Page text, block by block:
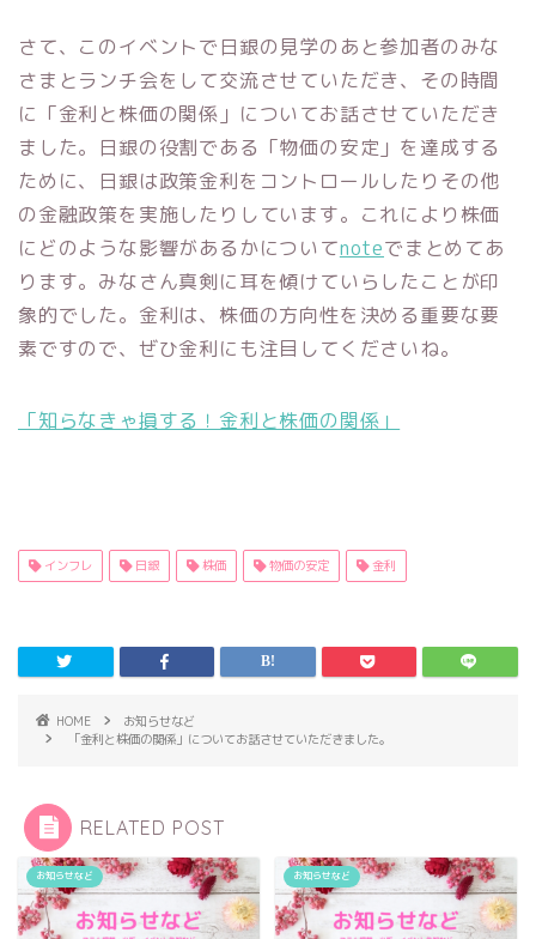
さて、このイベントで日銀の見学のあと参加者のみな
さまとランチ会をして交流させていただき、その時間
に「金利と株価の関係」についてお話させていただき
ました。日銀の役割である「物価の安定」を達成する
ために、日銀は政策金利をコントロールしたりその他
の金融政策を実施したりしています。これにより株価
にどのような影響があるかについてnoteでまとめてあ
ります。みなさん真剣に耳を傾けていらしたことが印
象的でした。金利は、株価の方向性を決める重要な要
素ですので、ぜひ金利にも注目してくださいね。
「知らなきゃ損する！金利と株価の関係」
インフレ 日銀 株価 物価の安定 金利
HOME
お知らせなど
「金利と株価の関係」についてお話させていただきました。
RELATED POST
お知らせなど お知らせなど